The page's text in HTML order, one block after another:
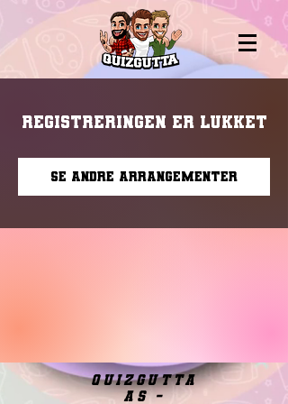
Registreringen er lukket
Se andre arrangementer
quizgutta
as -